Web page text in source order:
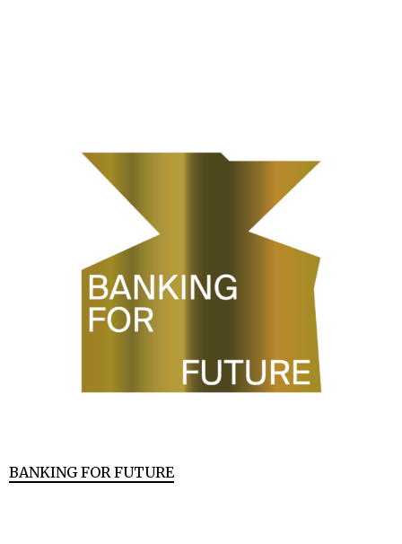
BANKING FOR FUTURE